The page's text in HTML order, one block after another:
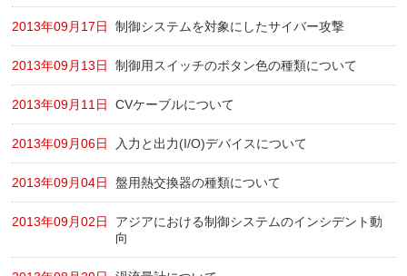
2013年09月17日 制御システムを対象にしたサイバー攻撃
2013年09月13日 制御用スイッチのボタン色の種類について
2013年09月11日 CVケーブルについて
2013年09月06日 入力と出力(I/O)デバイスについて
2013年09月04日 盤用熱交換器の種類について
2013年09月02日
アジアにおける制御システムのインシデント動
向